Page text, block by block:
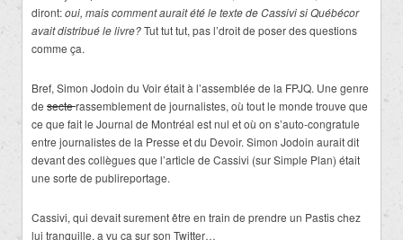
diront:oui, mais comment aurait été le texte de Cassivi si Québécor
avait distribué le livre?Tut tut tut, pas l’droit de poser des questions
comme ça.
Bref, Simon Jodoin du Voir était à l’assemblée de la FPJQ. Une genre
de secterassemblement de journalistes, où tout le monde trouve que
ce que fait le Journal de Montréal est nul et où on s’auto-congratule
entre journalistes de la Presse et du Devoir. Simon Jodoin aurait dit
devant des collègues que l’article de Cassivi (sur Simple Plan) était
une sorte de publireportage.
Cassivi, qui devait surement être en train de prendre un Pastis chez
lui tranquille, a vu ça sur son Twitter…